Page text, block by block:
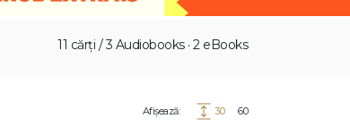
11 cărți / 3 Audiobooks · 2 eBooks
Afișează: 30 60